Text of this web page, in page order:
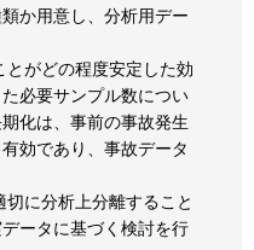
か用意し、分析用デー
がどの程度安定した効
必要サンプル数につい
化は、事前の事故発生
効であり、事故データ
に分析上分離すること
ータに基づく検討を行